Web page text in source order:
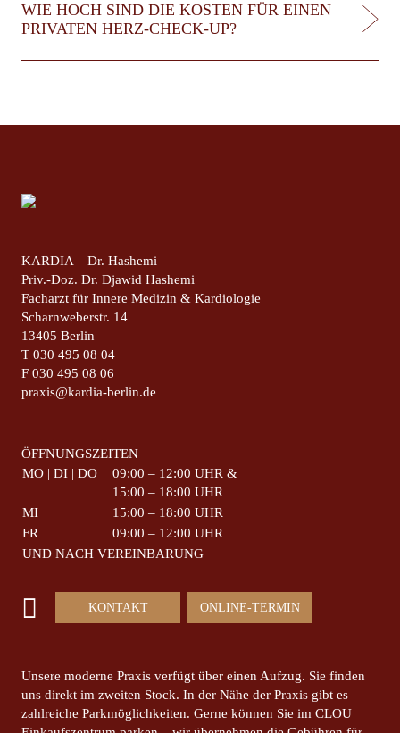
WIE HOCH SIND DIE KOSTEN FÜR EINEN
PRIVATEN HERZ-CHECK-UP?
KARDIA – Dr. Hashemi
Priv.-Doz. Dr. Djawid Hashemi
Facharzt für Innere Medizin & Kardiologie
Scharnweberstr. 14
13405 Berlin
T 030 495 08 04
F 030 495 08 06
praxis@kardia-berlin.de
ÖFFNUNGSZEITEN
MO | DI | DO
09:00 – 12:00 UHR &
15:00 – 18:00 UHR
MI
15:00 – 18:00 UHR
FR
09:00 – 12:00 UHR
UND NACH VEREINBARUNG
KONTAKT ONLINE-TERMIN
Unsere moderne Praxis verfügt über einen Aufzug. Sie finden
uns direkt im zweiten Stock. In der Nähe der Praxis gibt es
zahlreiche Parkmöglichkeiten. Gerne können Sie im CLOU